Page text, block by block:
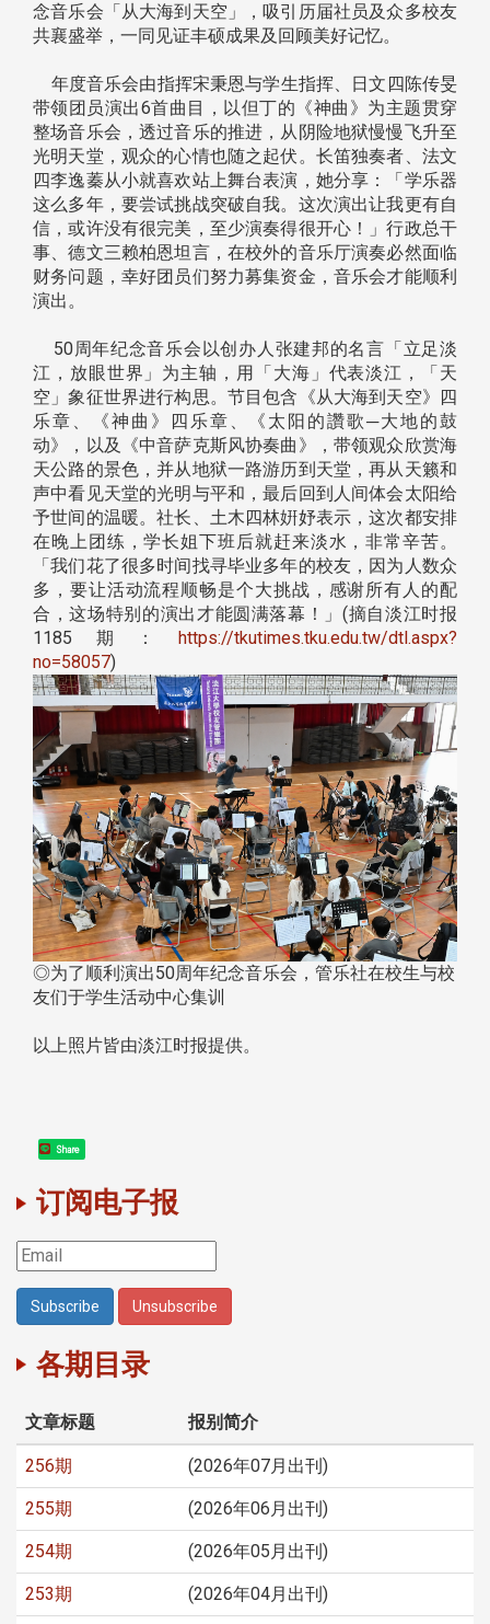
念音乐会「从大海到天空」，吸引历届社员及众多校友
共襄盛举，一同见证丰硕成果及回顾美好记忆。
年度音乐会由指挥宋秉恩与学生指挥、日文四陈传旻
带领团员演出6首曲目，以但丁的《神曲》为主题贯穿
整场音乐会，透过音乐的推进，从阴险地狱慢慢飞升至
光明天堂，观众的心情也随之起伏。长笛独奏者、法文
四李逸蓁从小就喜欢站上舞台表演，她分享：「学乐器
这么多年，要尝试挑战突破自我。这次演出让我更有自
信，或许没有很完美，至少演奏得很开心！」行政总干
事、德文三赖柏恩坦言，在校外的音乐厅演奏必然面临
财务问题，幸好团员们努力募集资金，音乐会才能顺利
演出。
50周年纪念音乐会以创办人张建邦的名言「立足淡
江，放眼世界」为主轴，用「大海」代表淡江，「天
空」象征世界进行构思。节目包含《从大海到天空》四
乐章、《神曲》四乐章、《太阳的讚歌─大地的鼓
动》，以及《中音萨克斯风协奏曲》，带领观众欣赏海
天公路的景色，并从地狱一路游历到天堂，再从天籁和
声中看见天堂的光明与平和，最后回到人间体会太阳给
予世间的温暖。社长、土木四林姸妤表示，这次都安排
在晚上团练，学长姐下班后就赶来淡水，非常辛苦。
「我们花了很多时间找寻毕业多年的校友，因为人数众
多，要让活动流程顺畅是个大挑战，感谢所有人的配
合，这场特别的演出才能圆满落幕！」(摘自淡江时报
1185期：
https://tkutimes.tku.edu.tw/dtl.aspx?
no=58057)
◎为了顺利演出50周年纪念音乐会，管乐社在校生与校
友们于学生活动中心集训
以上照片皆由淡江时报提供。
Share
订阅电子报
各期目录
文章标题 报别简介
256期 (2026年07月出刊)
255期 (2026年06月出刊)
254期 (2026年05月出刊)
253期 (2026年04月出刊)